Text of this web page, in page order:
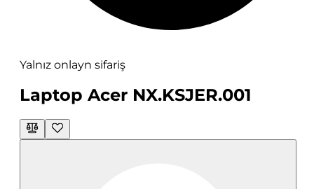
Yalnız onlayn sifariş
Laptop Acer NX.KSJER.001